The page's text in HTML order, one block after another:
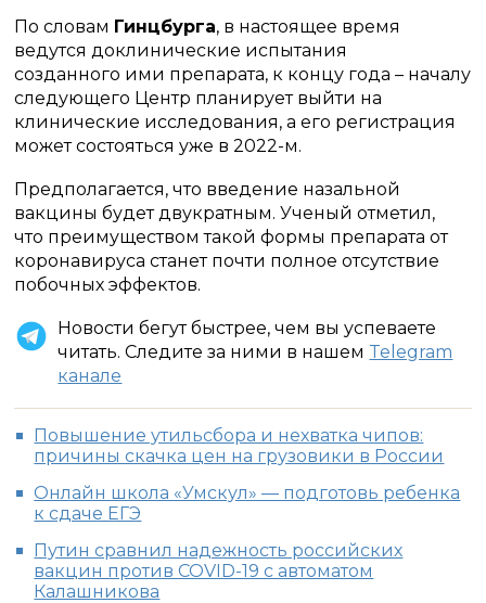
По словам Гинцбурга, в настоящее время
ведутся доклинические испытания
созданного ими препарата, к концу года – началу
следующего Центр планирует выйти на
клинические исследования, а его регистрация
может состояться уже в 2022-м.
Предполагается, что введение назальной
вакцины будет двукратным. Ученый отметил,
что преимуществом такой формы препарата от
коронавируса станет почти полное отсутствие
побочных эффектов.
Новости бегут быстрее, чем вы успеваете
читать. Следите за ними в нашем Telegram
канале
Повышение утильсбора и нехватка чипов:
причины скачка цен на грузовики в России
Онлайн школа «Умскул» — подготовь ребенка
к сдаче ЕГЭ
Путин сравнил надежность российских
вакцин против COVID-19 с автоматом
Калашникова